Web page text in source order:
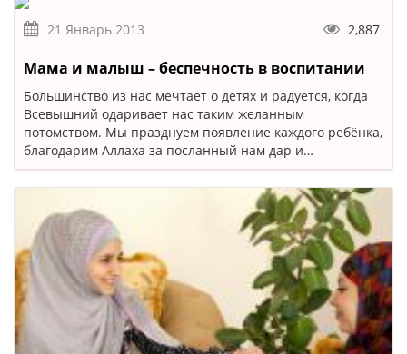
21 Январь 2013 2,887
Мама и малыш – беспечность в воспитании
Большинство из нас мечтает о детях и радуется, когда
Всевышний одаривает нас таким желанным
потомством. Мы празднуем появление каждого ребёнка,
благодарим Аллаха за посланный нам дар и…